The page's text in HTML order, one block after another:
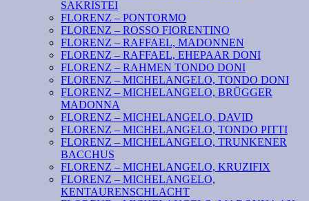
SAKRISTEI
FLORENZ – PONTORMO
FLORENZ – ROSSO FIORENTINO
FLORENZ – RAFFAEL, MADONNEN
FLORENZ – RAFFAEL, EHEPAAR DONI
FLORENZ – RAHMEN TONDO DONI
FLORENZ – MICHELANGELO, TONDO DONI
FLORENZ – MICHELANGELO, BRÜGGER
MADONNA
FLORENZ – MICHELANGELO, DAVID
FLORENZ – MICHELANGELO, TONDO PITTI
FLORENZ – MICHELANGELO, TRUNKENER
BACCHUS
FLORENZ – MICHELANGELO, KRUZIFIX
FLORENZ – MICHELANGELO,
KENTAURENSCHLACHT